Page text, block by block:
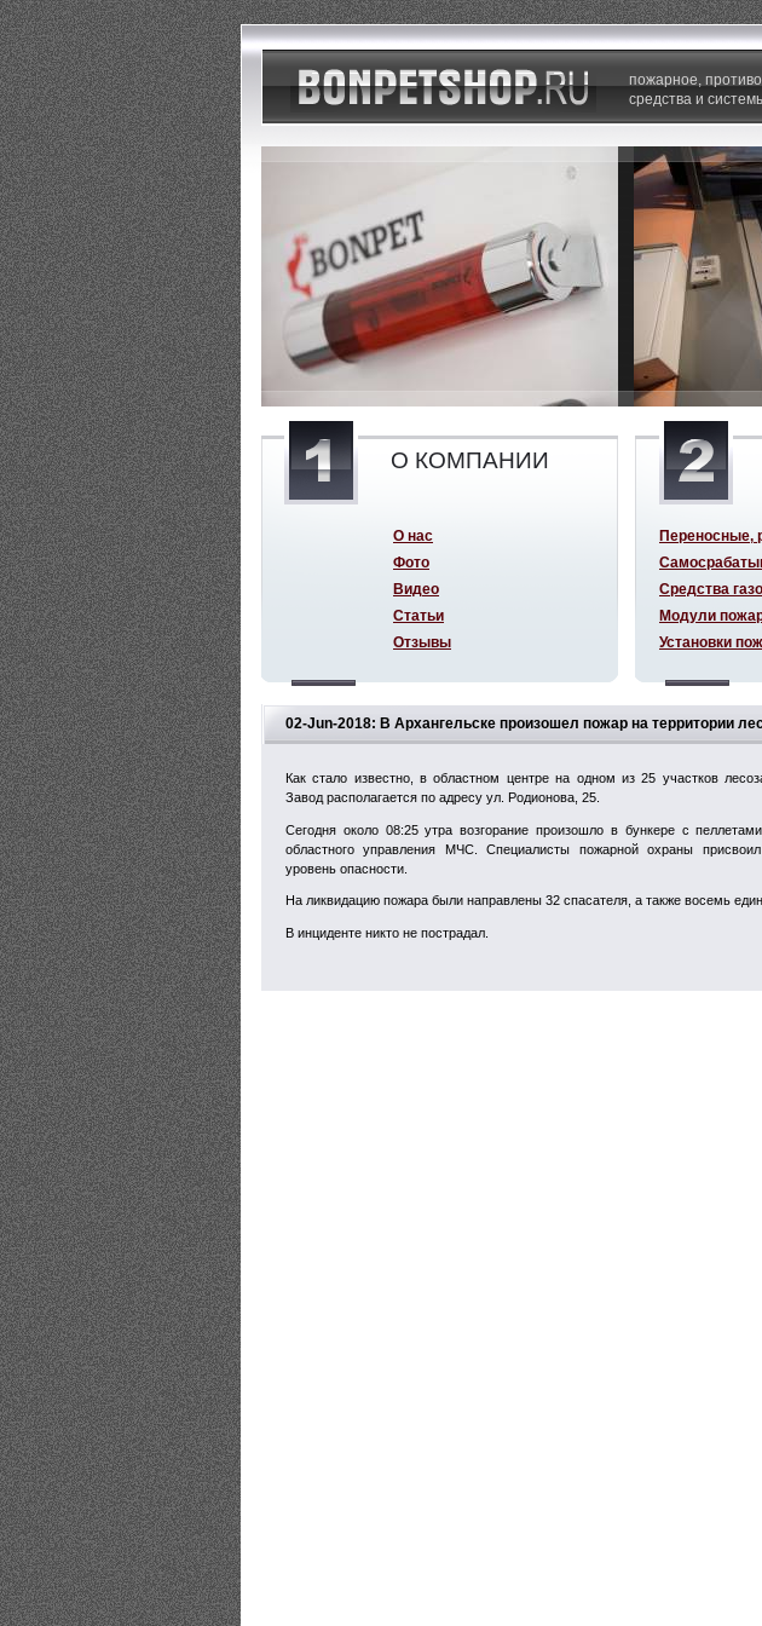
02-Jun-2018: В Архангельске произошел пожар на территории
Как стало известно, в областном центре на одном из 25 участков
Завод располагается по адресу ул. Родионова, 25.
Сегодня около 08:25 утра возгорание произошло в бункере с
областного управления МЧС. Специалисты пожарной охраны
уровень опасности.
На ликвидацию пожара были направлены 32 спасателя, а также восемь
В инциденте никто не пострадал.
пожарное,
средства и
О КОМПАНИИ
О нас
Фото
Видео
Статьи
Отзывы
Переносные,
Средства
Модули
Установки